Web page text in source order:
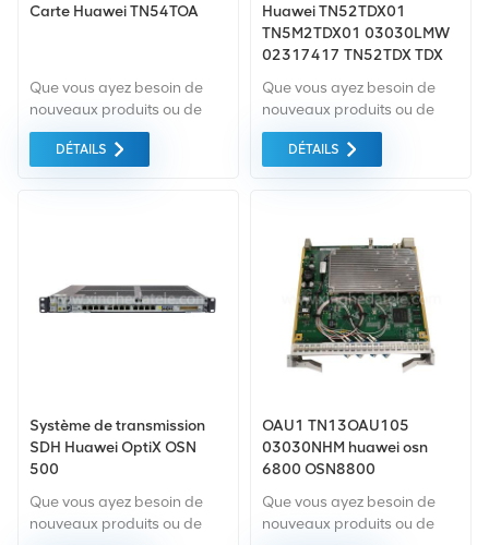
Carte Huawei TN54TOA
Que vous ayez besoin de
nouveaux produits ou de
produits rénovés, il faut une
approche globale Garantie
achetons uniquement des
meilleur prix possible.
DÉTAILS
Huawei TN52TDX01
TN5M2TDX01 03030LMW
02317417 TN52TDX TDX
de traitement de service
affluent 2*10G
Que vous ayez besoin de
nouveaux produits ou de
produits rénovés, il faut une
approche globale Garantie
achetons uniquement des
vert du la plus haute qualité
. Tout cela est fourni au
meilleur prix possible.
DÉTAILS
Système de transmission
SDH Huawei OptiX OSN
500
Que vous ayez besoin de
nouveaux produits ou de
OAU1 TN13OAU105
03030NHM huawei osn
6800 OSN8800
BAND (MAX 0dBm entrée et
20dBm sortie, Gain 23-
Que vous ayez besoin de
nouveaux produits ou de